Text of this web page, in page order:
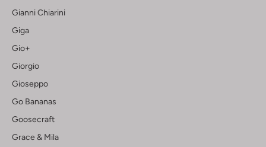
Gianni Chiarini
Giga
Gio+
Giorgio
Gioseppo
Go Bananas
Goosecraft
Grace & Mila